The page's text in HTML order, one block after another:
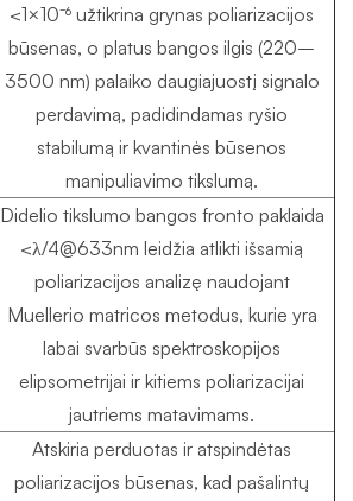
<1×10⁻⁶ užtikrina grynas poliarizacijos
būsenas, o platus bangos ilgis (220–
3500 nm) palaiko daugiajuostį signalo
perdavimą, padidindamas ryšio
stabilumą ir kvantinės būsenos
manipuliavimo tikslumą.
Didelio tikslumo bangos fronto paklaida
<λ/4@633nm leidžia atlikti išsamią
poliarizacijos analizę naudojant
Muellerio matricos metodus, kurie yra
labai svarbūs spektroskopijos
elipsometrijai ir kitiems poliarizacijai
jautriems matavimams.
Atskiria perduotas ir atspindėtas
poliarizacijos būsenas, kad pašalintų